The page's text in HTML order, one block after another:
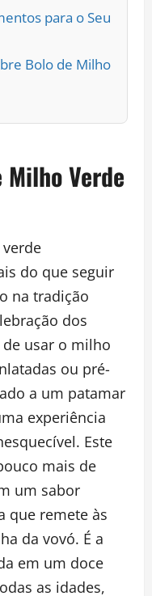
para o Seu
Bolo de Milho
Verde
do que seguir
na tradição
dos
usar o milho
ou pré-
a um patamar
experiência
Este
mais de
um sabor
que remete às
da vovó. É a
em um doce
as idades,